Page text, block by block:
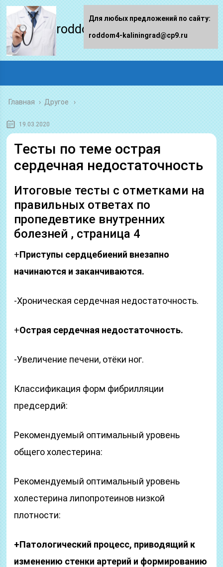
roddom4-kaliningrad.ru
Главная › Другое
19.03.2020
Тесты по теме острая
сердечная недостаточность
Итоговые тесты с отметками на
правильных ответах по
пропедевтике внутренних
болезней , страница 4
+Приступы сердцебиений внезапно
начинаются и заканчиваются.
-Хроническая сердечная недостаточность.
+Острая сердечная недостаточность.
-Увеличение печени, отёки ног.
Классификация форм фибрилляции
предсердий:
Рекомендуемый оптимальный уровень
общего холестерина:
Рекомендуемый оптимальный уровень
холестерина липопротеинов низкой
плотности:
+Патологический процесс, приводящий к
изменению стенки артерий и формированию
Для любых предложений по сайту:
roddom4-kaliningrad@cp9.ru